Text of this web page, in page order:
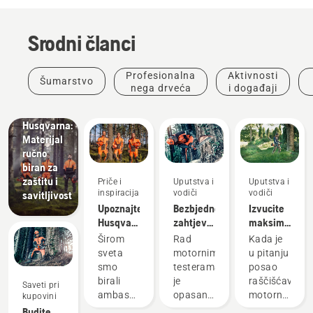
Srodni članci
Šumarstvo
Profesionalna
nega drveća
Aktivnosti
i događaji
i inovacije
Zaštitna
odeća
Husqvarna:
Materijal
ručno
biran za
zaštitu i
savitljivost
Saveti pri
kupovini
Priče i
inspiracija
Upoznajte
Husqvarna
H-tim –
naše
najzahtevnije
korisnike
Širom
sveta
smo
birali
ambasadore
Uputstva i
vodiči
Bezbjednosni
zahtjevi
za
motorne
testere
Rad
motornim
testerama
je
opasan
Uputstva i
vodiči
Izvucite
maksimum
iz svoje
motorne
kose
Kada je
u pitanju
posao
motorna